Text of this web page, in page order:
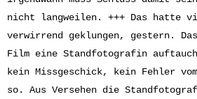
nicht langweilen. +++ Das hatte
verwirrend geklungen, gestern.
Film eine Standfotografin
kein Missgeschick, kein Fehler vom
so. Aus Versehen die